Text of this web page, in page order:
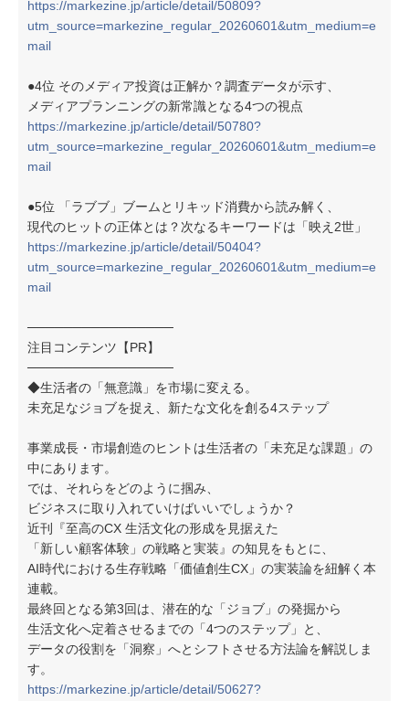
https://markezine.jp/article/detail/50809?
utm_source=markezine_regular_20260601&utm_medium=e
mail
●4位 そのメディア投資は正解か？調査データが示す、
メディアプランニングの新常識となる4つの視点
https://markezine.jp/article/detail/50780?
utm_source=markezine_regular_20260601&utm_medium=e
mail
●5位 「ラブブ」ブームとリキッド消費から読み解く、
現代のヒットの正体とは？次なるキーワードは「映え2世」
https://markezine.jp/article/detail/50404?
utm_source=markezine_regular_20260601&utm_medium=e
mail
────────────────
注目コンテンツ【PR】
────────────────
◆生活者の「無意識」を市場に変える。
未充足なジョブを捉え、新たな文化を創る4ステップ
事業成長・市場創造のヒントは生活者の「未充足な課題」の
中にあります。
では、それらをどのように掴み、
ビジネスに取り入れていけばいいでしょうか？
近刊『至高のCX 生活文化の形成を見据えた
「新しい顧客体験」の戦略と実装』の知見をもとに、
AI時代における生存戦略「価値創生CX」の実装論を紐解く本
連載。
最終回となる第3回は、潜在的な「ジョブ」の発掘から
生活文化へ定着させるまでの「4つのステップ」と、
データの役割を「洞察」へとシフトさせる方法論を解説しま
す。
https://markezine.jp/article/detail/50627?